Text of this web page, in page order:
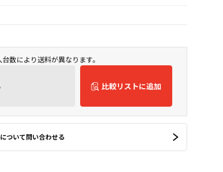
により送料が異なります。
比較リストに追加
ついて問い合わせる